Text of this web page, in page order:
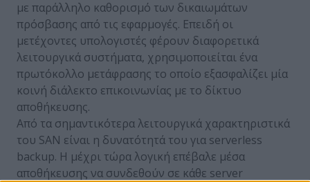
με παράλληλο καθορισμό των δικαιωμάτων
πρόσβασης από τις εφαρμογές. Επειδή οι
μετέχοντες υπολογιστές φέρουν διαφορετικά
λειτουργικά συστήματα, χρησιμοποιείται ένα
πρωτόκολλο μετάφρασης το οποίο εξασφαλίζει μία
κοινή διάλεκτο επικοινωνίας με το δίκτυο
αποθήκευσης.
Από τα σημαντικότερα λειτουργικά χαρακτηριστικά
του SAN είναι η δυνατότητά του για serverless
backup. Η μέχρι τώρα λογική επέβαλε μέσα
αποθήκευσης να συνδεθούν σε κάθε server